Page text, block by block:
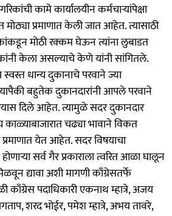
कामे कार्यालयीन कर्मचाऱ्यांपेक्षा
प्रमाणात केली जात आहेत. त्यासाठी
मोठी रक्कम घेऊन त्यांना लुबाडत
केला असल्याचे केणे यांनी सांगितले.
धान्य दुकानाचे परवाने ज्या
बहुतेक दुकानदारांनी आपले परवाने
दिले आहेत. त्यामुळे सदर दुकानदार
काळ्याबाजारात चढ्या भावाने विकत
प्रमाणात येत आहेत. सदर विषयाचा
सर्व गैर प्रकाराला त्वरित आळा घालून
द्यावा अशी मागणी काँग्रेसतर्फे
पदाधिकारी एकनाथ म्हात्रे, अजय
शरद भोईर, पमेश म्हात्रे, अभय तावरे,